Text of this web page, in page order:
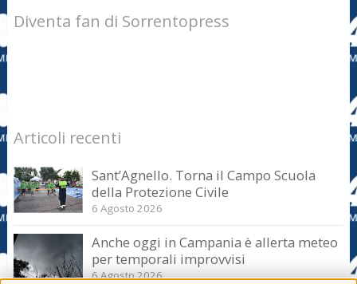
Diventa fan di Sorrentopress
Articoli recenti
Sant’Agnello. Torna il Campo Scuola
della Protezione Civile
6 Agosto 2026
Anche oggi in Campania è allerta meteo
per temporali improvvisi
6 Agosto 2026